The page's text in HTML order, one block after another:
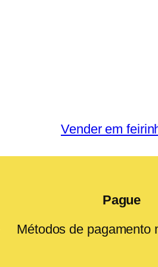
Vender em
Pague
Métodos de pagamento